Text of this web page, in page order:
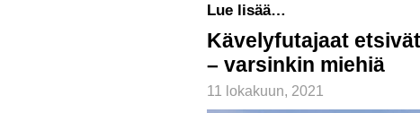
Lue lisää…
Kävelyfutajaat
– varsinkin miehiä
11 lokakuun, 2021